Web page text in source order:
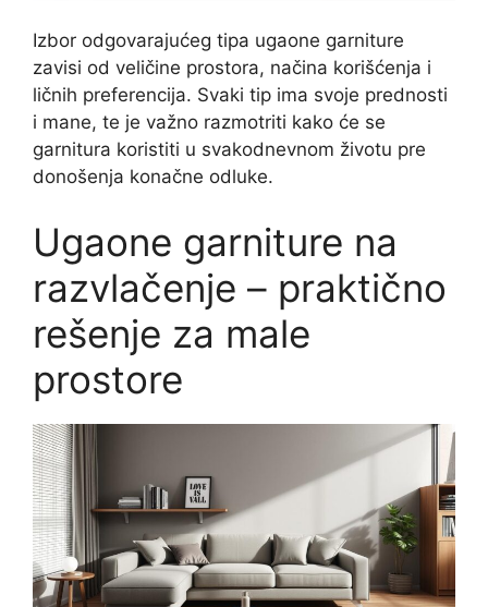
Izbor odgovarajućeg tipa ugaone garniture
zavisi od veličine prostora, načina korišćenja i
ličnih preferencija. Svaki tip ima svoje prednosti
i mane, te je važno razmotriti kako će se
garnitura koristiti u svakodnevnom životu pre
donošenja konačne odluke.
Ugaone garniture na
razvlačenje – praktično
rešenje za male
prostore